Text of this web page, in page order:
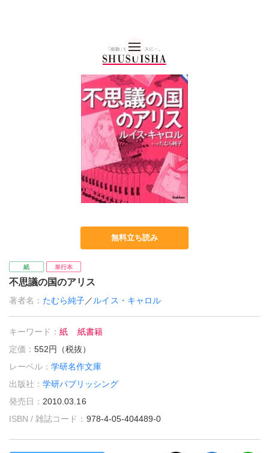
無料立ち読み
紙 単行本
不思議の国のアリス
著者名： たむら純子／ ルイス・キャロル
キーワード：紙
紙書籍
定価：552円（税抜）
レーベル：学研名作文庫
出版社：学研パブリッシング
発売日： 2010.03.16
ISBN / 雑誌コード： 978-4-05-404489-0